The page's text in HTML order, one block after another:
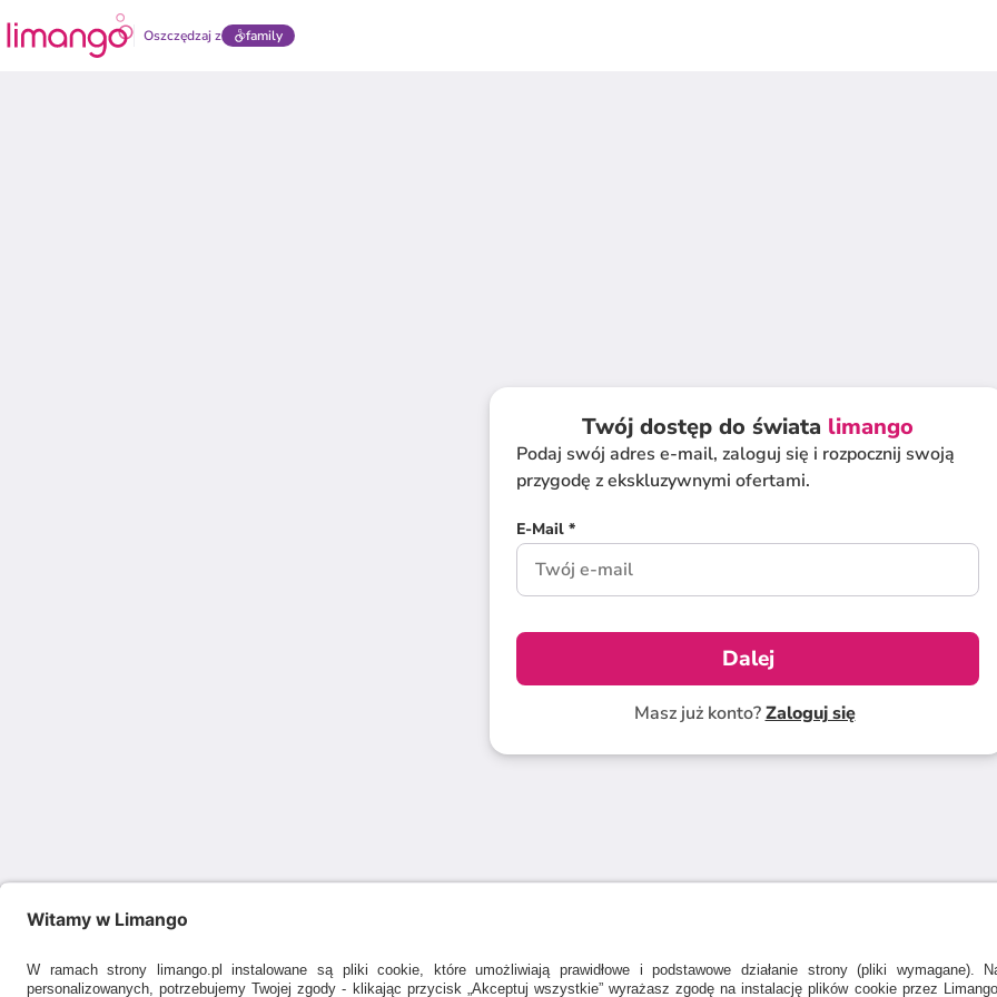
Oszczędzaj z family
Twój dostęp do świata limango
Podaj swój adres e-mail, zaloguj się i rozpocznij swoją
przygodę z ekskluzywnymi ofertami.
E-Mail *
Dalej
Masz już konto?Zaloguj się